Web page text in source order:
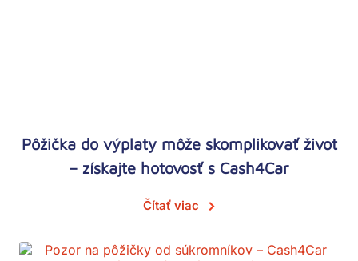
Pôžička do výplaty môže skomplikovať život
– získajte hotovosť s Cash4Car
Čítať viac